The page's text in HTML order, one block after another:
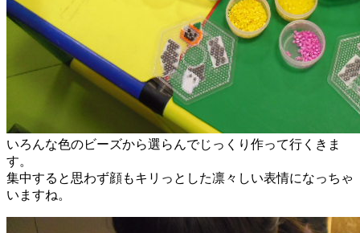
いろんな色のビーズから選らんでじっくり作って行くきま
す。
集中すると思わず顔もキリっとした凛々しい表情になっちゃ
いますね。